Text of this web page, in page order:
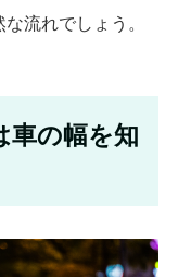
流れでしょう。
車の幅を知